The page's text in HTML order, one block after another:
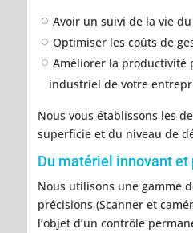
Avoir un suivi de la vie
Optimiser les coûts de
Améliorer la productivité
industriel de votre
Nous vous établissons les
superficie et du niveau de
Du matériel innovant et
Nous utilisons une gamme
précisions (Scanner et
l’objet d’un contrôle